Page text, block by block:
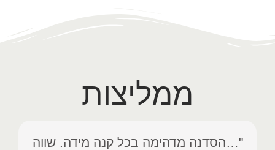
ממליצות
"…הסדנה מדהימה בכל קנה מידה. שווה